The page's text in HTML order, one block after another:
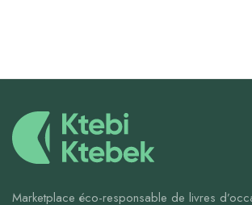
Marketplace éco-responsable de livres